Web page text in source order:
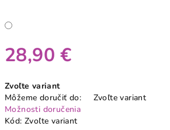
28,90 €
cena:
Zvoľte variant
Môžeme doručiť do:
Zvoľte variant
Možnosti doručenia
Kód: Zvoľte variant